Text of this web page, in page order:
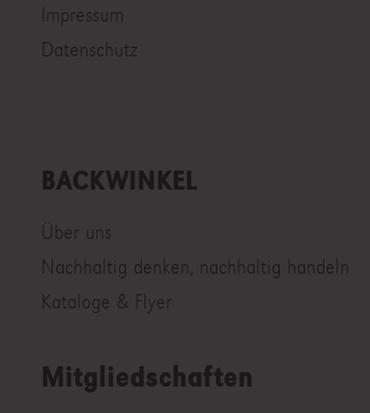
Impressum
Datenschutz
BACKWINKEL
Über uns
Nachhaltig denken, nachhaltig handeln
Kataloge & Flyer
Mitgliedschaften